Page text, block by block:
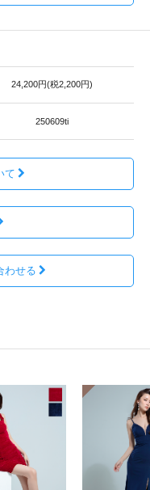
24,200円(税2,200円)
250609ti
て
わせる